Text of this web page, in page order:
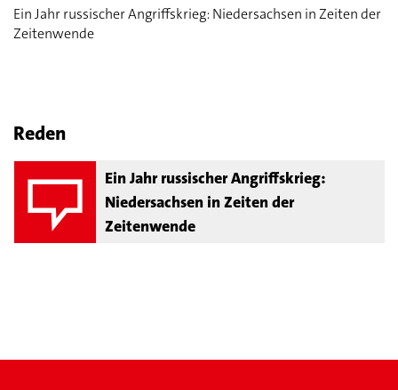
Ein Jahr russischer Angriffskrieg: Niedersachsen in Zeiten der
Zeitenwende
Reden
Ein Jahr russischer Angriffskrieg:
Niedersachsen in Zeiten der
Zeitenwende